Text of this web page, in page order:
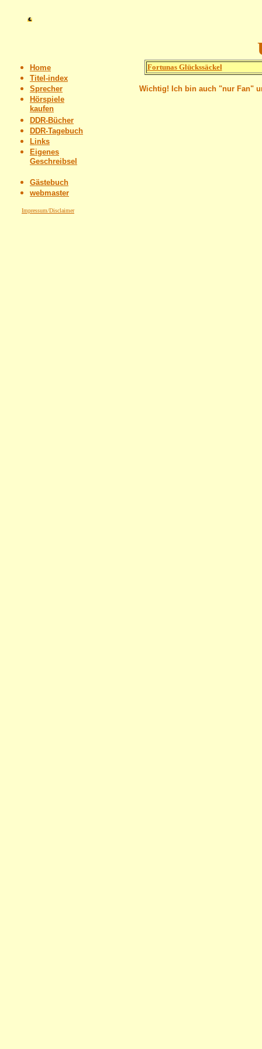
Home
Titel-index
Sprecher
Hörspiele
kaufen
DDR-Bücher
DDR-Tagebuch
Links
Eigenes
Geschreibsel
Gästebuch
webmaster
Impressum/Disclaimer
Fortunas Glückssäckel
Wichtig! Ich bin auch "nur Fan"